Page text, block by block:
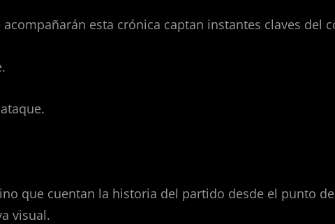
acompañarán esta crónica captan instantes claves del
que cuentan la historia del partido desde el punto
visual.